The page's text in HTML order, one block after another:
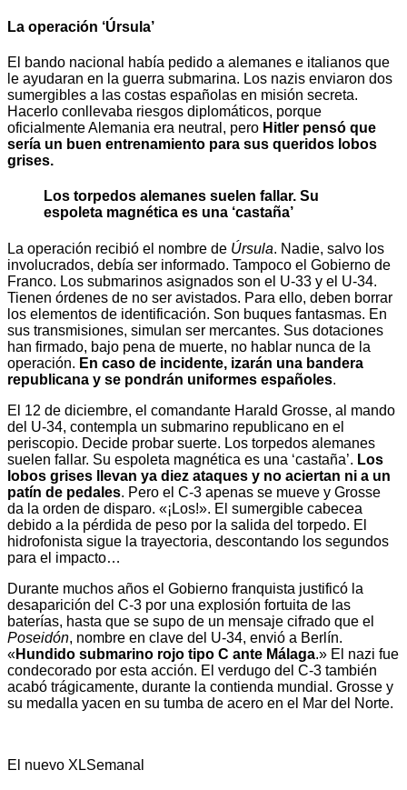
La operación ‘Úrsula’
El bando nacional había pedido a alemanes e italianos que
le ayudaran en la guerra submarina. Los nazis enviaron dos
sumergibles a las costas españolas en misión secreta.
Hacerlo conllevaba riesgos diplomáticos, porque
oficialmente Alemania era neutral, pero Hitler pensó que
sería un buen entrenamiento para sus queridos lobos
grises.
Los torpedos alemanes suelen fallar. Su
espoleta magnética es una ‘castaña’
La operación recibió el nombre de Úrsula. Nadie, salvo los
involucrados, debía ser informado. Tampoco el Gobierno de
Franco. Los submarinos asignados son el U-33 y el U-34.
Tienen órdenes de no ser avistados. Para ello, deben borrar
los elementos de identificación. Son buques fantasmas. En
sus transmisiones, simulan ser mercantes. Sus dotaciones
han firmado, bajo pena de muerte, no hablar nunca de la
operación. En caso de incidente, izarán una bandera
republicana y se pondrán uniformes españoles.
El 12 de diciembre, el comandante Harald Grosse, al mando
del U-34, contempla un submarino republicano en el
periscopio. Decide probar suerte. Los torpedos alemanes
suelen fallar. Su espoleta magnética es una ‘castaña’. Los
lobos grises llevan ya diez ataques y no aciertan ni a un
patín de pedales. Pero el C-3 apenas se mueve y Grosse
da la orden de disparo. «¡Los!». El sumergible cabecea
debido a la pérdida de peso por la salida del torpedo. El
hidrofonista sigue la trayectoria, descontando los segundos
para el impacto…
Durante muchos años el Gobierno franquista justificó la
desaparición del C-3 por una explosión fortuita de las
baterías, hasta que se supo de un mensaje cifrado que el
Poseidón, nombre en clave del U-34, envió a Berlín.
«Hundido submarino rojo tipo C ante Málaga.» El nazi fue
condecorado por esta acción. El verdugo del C-3 también
acabó trágicamente, durante la contienda mundial. Grosse y
su medalla yacen en su tumba de acero en el Mar del Norte.
El nuevo XLSemanal